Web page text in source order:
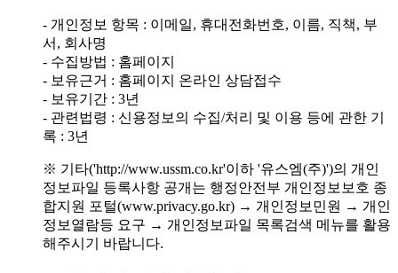
- 개인정보 항목 : 이메일, 휴대전화번호, 이름, 직책, 부
서, 회사명
- 수집방법 : 홈페이지
- 보유근거 : 홈페이지 온라인 상담접수
- 보유기간 : 3년
- 관련법령 : 신용정보의 수집/처리 및 이용 등에 관한 기
록 : 3년
※ 기타('http://www.ussm.co.kr'이하 '유스엠(주)')의 개인
정보파일 등록사항 공개는 행정안전부 개인정보보호 종
합지원 포털(www.privacy.go.kr) → 개인정보민원 → 개인
정보열람등 요구 → 개인정보파일 목록검색 메뉴를 활용
해주시기 바랍니다.